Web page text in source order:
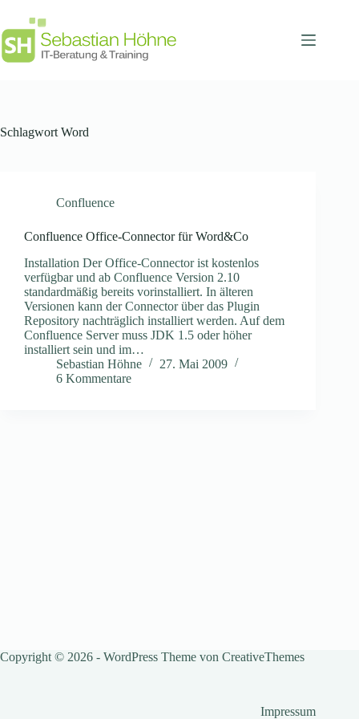
springen
Schlagwort Word
Confluence
Confluence Office-Connector für Word&Co
Installation Der Office-Connector ist kostenlos
verfügbar und ab Confluence Version 2.10
standardmäßig bereits vorinstalliert. In älteren
Versionen kann der Connector über das Plugin
Repository nachträglich installiert werden. Auf dem
Confluence Server muss JDK 1.5 oder höher
installiert sein und im…
Sebastian Höhne
27. Mai 2009
6 Kommentare
Copyright © 2026 - WordPress Theme von CreativeThemes
Impressum